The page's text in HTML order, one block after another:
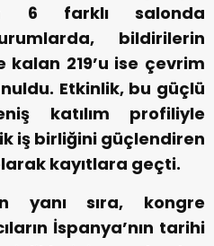
6 farklı salonda
bildirilerin
kalan 219’u ise çevrim
Etkinlik, bu güçlü
katılım profiliyle
iş birliğini güçlendiren
kayıtlara geçti.
yanı sıra, kongre
İspanya’nın tarihi